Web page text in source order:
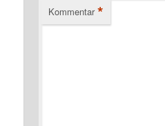
Kommentar *